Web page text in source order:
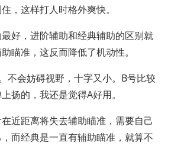
，这样打人时格外爽快。
好，进阶辅助和经典辅助的区别就
瞄准，这反而降低了机动性。
不会妨碍视野，十字又小。B号比较
扬的，我还是觉得A好用。
近距离将失去辅助瞄准，需要自己
而经典是一直有辅助瞄准，就算不